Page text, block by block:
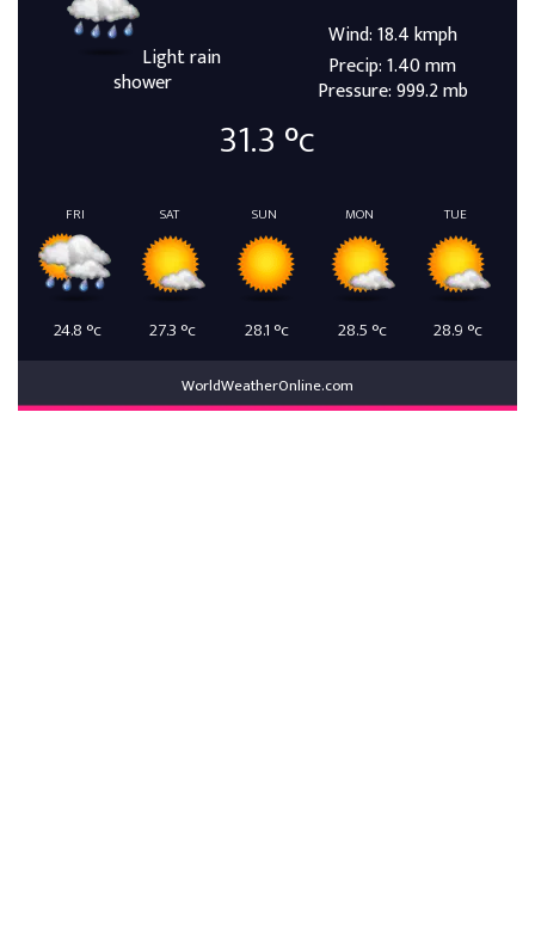
Light rain
shower
Wind: 18.4 kmph
Precip: 1.40 mm
Pressure: 999.2 mb
31.3°c
FRI
24.8 °c
SAT
27.3 °c
SUN
28.1 °c
MON
28.5 °c
TUE
28.9 °c
WorldWeatherOnline.com